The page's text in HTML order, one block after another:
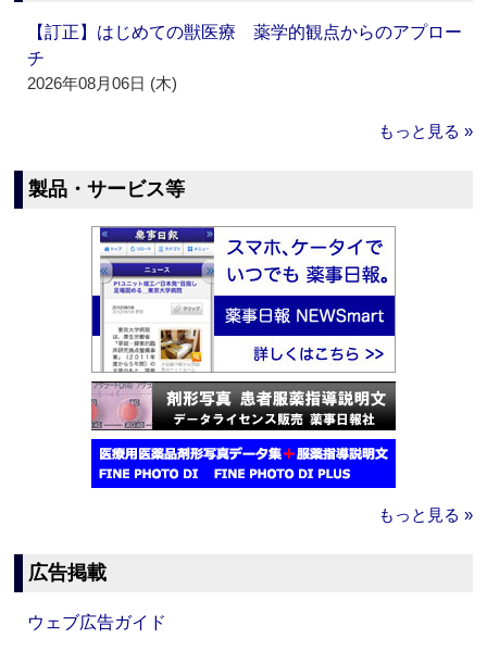
【訂正】はじめての獣医療 薬学的観点からのアプロー
チ
2026年08月06日 (木)
もっと見る »
製品・サービス等
もっと見る »
広告掲載
ウェブ広告ガイド